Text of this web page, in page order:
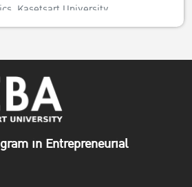
Kasetsart University.
questions, please contact EEBA
in Entrepreneurial